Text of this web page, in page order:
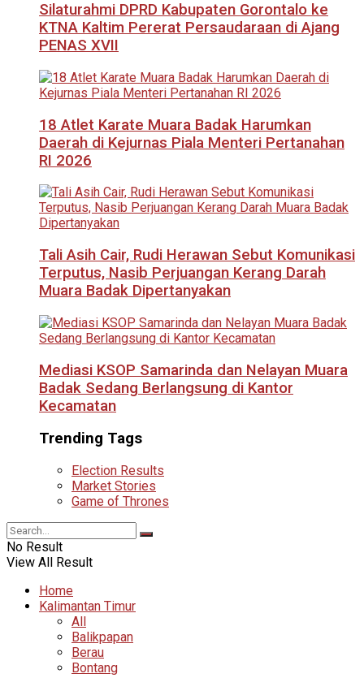
Silaturahmi DPRD Kabupaten Gorontalo ke
KTNA Kaltim Pererat Persaudaraan di Ajang
PENAS XVII
18 Atlet Karate Muara Badak Harumkan
Daerah di Kejurnas Piala Menteri Pertanahan
RI 2026
Tali Asih Cair, Rudi Herawan Sebut Komunikasi
Terputus, Nasib Perjuangan Kerang Darah
Muara Badak Dipertanyakan
Mediasi KSOP Samarinda dan Nelayan Muara
Badak Sedang Berlangsung di Kantor
Kecamatan
Trending Tags
Election Results
Market Stories
Game of Thrones
No Result
View All Result
Home
Kalimantan Timur
All
Balikpapan
Berau
Bontang